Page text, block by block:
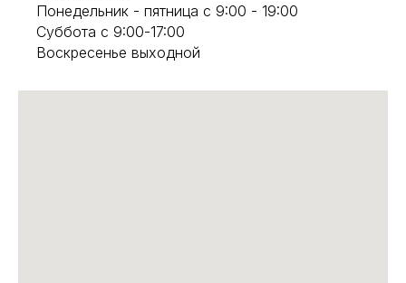
Понедельник - пятница с 9:00 - 19:00
Суббота с 9:00-17:00
Воскресенье выходной